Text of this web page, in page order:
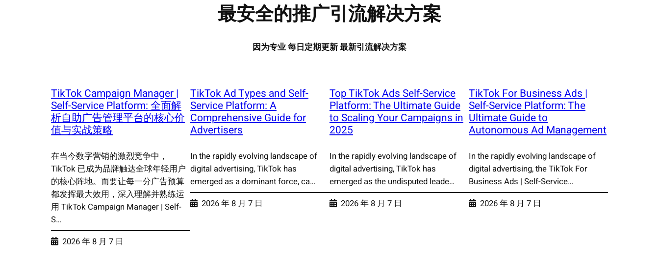
最安全的推广引流解决方案
因为专业 每日定期更新 最新引流解决方案
TikTok Campaign Manager |
Self-Service Platform: 全面解
析自助广告管理平台的核心价
值与实战策略
在当今数字营销的激烈竞争中，
TikTok 已成为品牌触达全球年轻用户
的核心阵地。而要让每一分广告预算
都发挥最大效用，深入理解并熟练运
用 TikTok Campaign Manager | Self-
S…
2026 年 8 月 7 日
TikTok Ad Types and Self-
Service Platform: A
Comprehensive Guide for
Advertisers
In the rapidly evolving landscape of
digital advertising, TikTok has
emerged as a dominant force, ca…
2026 年 8 月 7 日
Top TikTok Ads Self-Service
Platform: The Ultimate Guide
to Scaling Your Campaigns in
2025
In the rapidly evolving landscape of
digital advertising, TikTok has
emerged as the undisputed leade…
2026 年 8 月 7 日
TikTok For Business Ads |
Self-Service Platform: The
Ultimate Guide to
Autonomous Ad Management
In the rapidly evolving landscape of
digital advertising, the TikTok For
Business Ads | Self-Service…
2026 年 8 月 7 日